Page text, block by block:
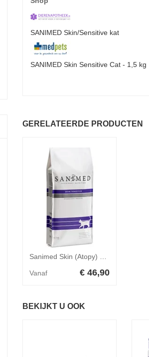
SANIMED Skin/Sensitive kat
SANIMED Skin Sensitive Cat - 1,5 kg
GERELATEERDE PRODUCTEN
Vanaf € 46,90
BEKIJKT U OOK